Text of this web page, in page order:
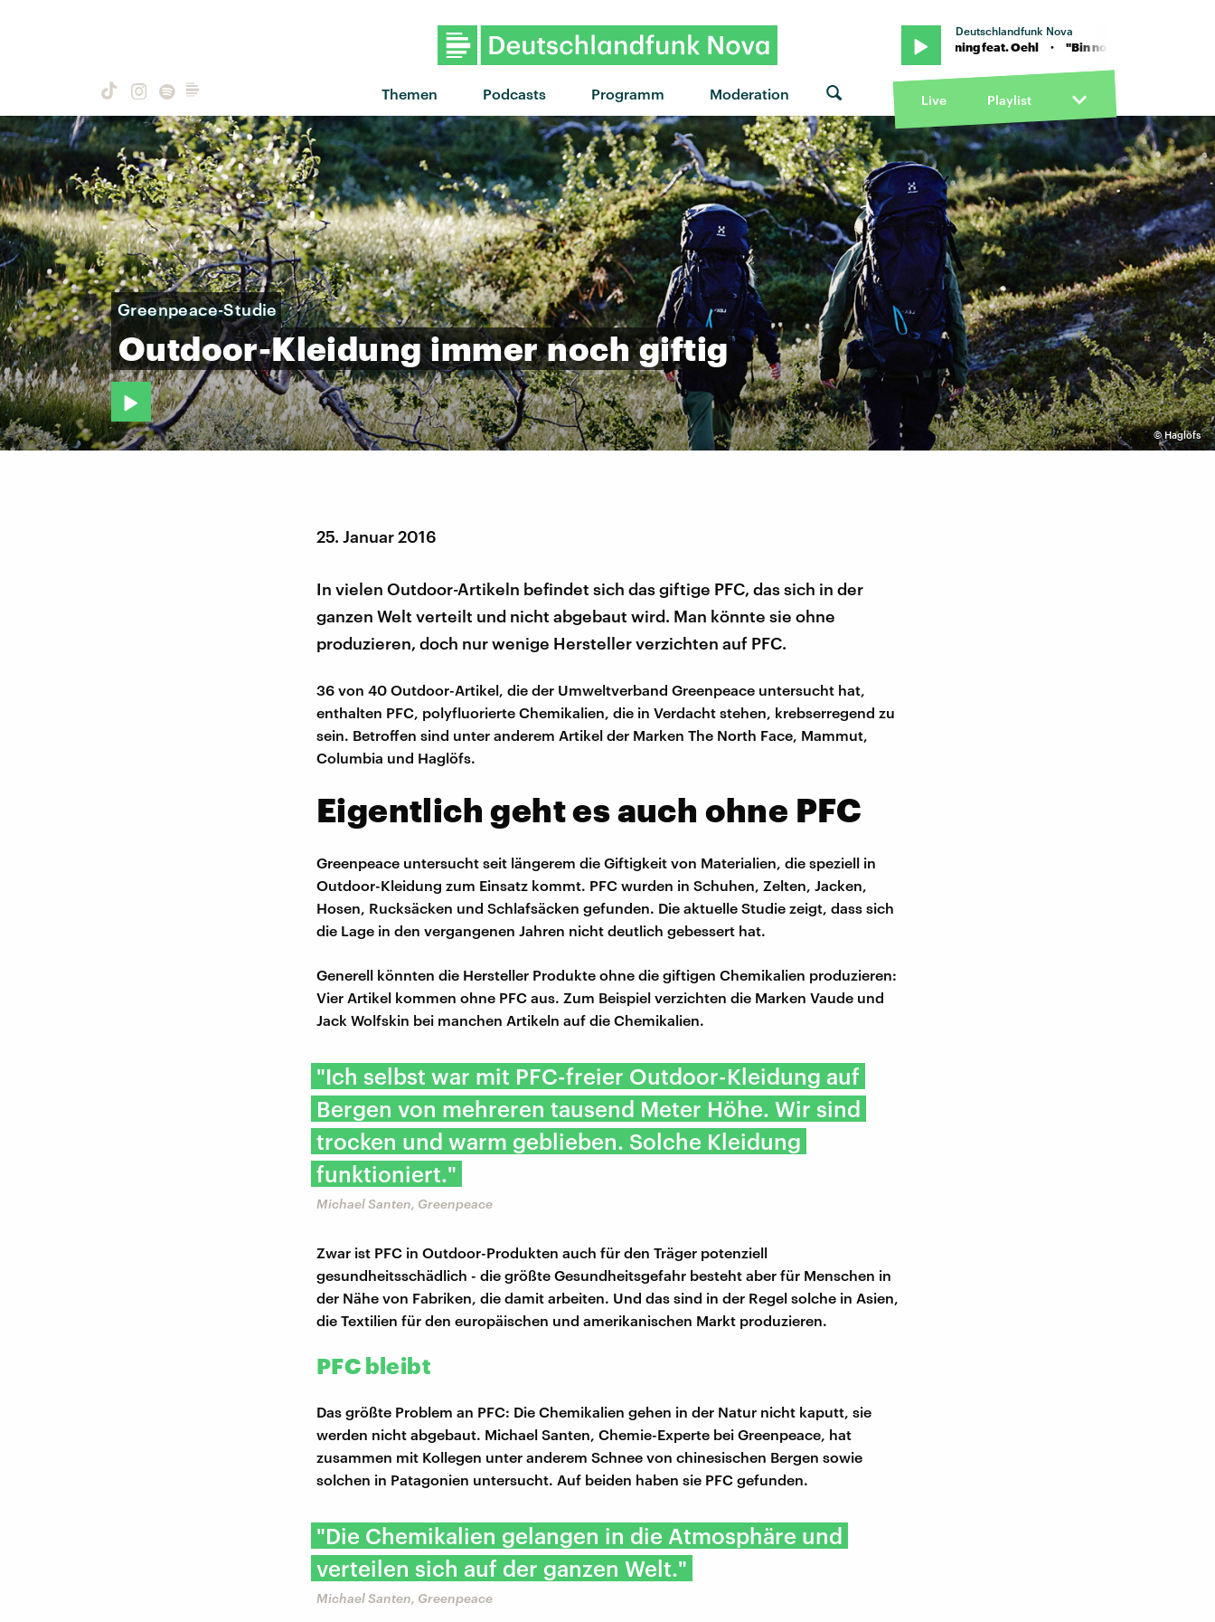
Themen Podcasts Programm Moderation
Deutschlandfunk Nova
"Bin noch wach...wo bist du?" von Ami Warning feat. Oehl · "Bin noch wach...wo bist du?" von
Live Playlist
©Haglöfs
Greenpeace-Studie
Outdoor-Kleidung immer noch giftig
25. Januar 2016
In vielen Outdoor-Artikeln befindet sich das giftige PFC, das sich in der
ganzen Welt verteilt und nicht abgebaut wird. Man könnte sie ohne
produzieren, doch nur wenige Hersteller verzichten auf PFC.
36 von 40 Outdoor-Artikel, die der Umweltverband Greenpeace untersucht hat,
enthalten PFC, polyfluorierte Chemikalien, die in Verdacht stehen, krebserregend zu
sein. Betroffen sind unter anderem Artikel der Marken The North Face, Mammut,
Columbia und Haglöfs.
Eigentlich geht es auch ohne PFC
Greenpeace untersucht seit längerem die Giftigkeit von Materialien, die speziell in
Outdoor-Kleidung zum Einsatz kommt. PFC wurden in Schuhen, Zelten, Jacken,
Hosen, Rucksäcken und Schlafsäcken gefunden. Die aktuelle Studie zeigt, dass sich
die Lage in den vergangenen Jahren nicht deutlich gebessert hat.
Generell könnten die Hersteller Produkte ohne die giftigen Chemikalien produzieren:
Vier Artikel kommen ohne PFC aus. Zum Beispiel verzichten die Marken Vaude und
Jack Wolfskin bei manchen Artikeln auf die Chemikalien.
"Ich selbst war mit PFC-freier Outdoor-Kleidung auf
Bergen von mehreren tausend Meter Höhe. Wir sind
trocken und warm geblieben. Solche Kleidung
funktioniert."
Michael Santen, Greenpeace
Zwar ist PFC in Outdoor-Produkten auch für den Träger potenziell
gesundheitsschädlich - die größte Gesundheitsgefahr besteht aber für Menschen in
der Nähe von Fabriken, die damit arbeiten. Und das sind in der Regel solche in Asien,
die Textilien für den europäischen und amerikanischen Markt produzieren.
PFC bleibt
Das größte Problem an PFC: Die Chemikalien gehen in der Natur nicht kaputt, sie
werden nicht abgebaut. Michael Santen, Chemie-Experte bei Greenpeace, hat
zusammen mit Kollegen unter anderem Schnee von chinesischen Bergen sowie
solchen in Patagonien untersucht. Auf beiden haben sie PFC gefunden.
"Die Chemikalien gelangen in die Atmosphäre und
verteilen sich auf der ganzen Welt."
Michael Santen, Greenpeace